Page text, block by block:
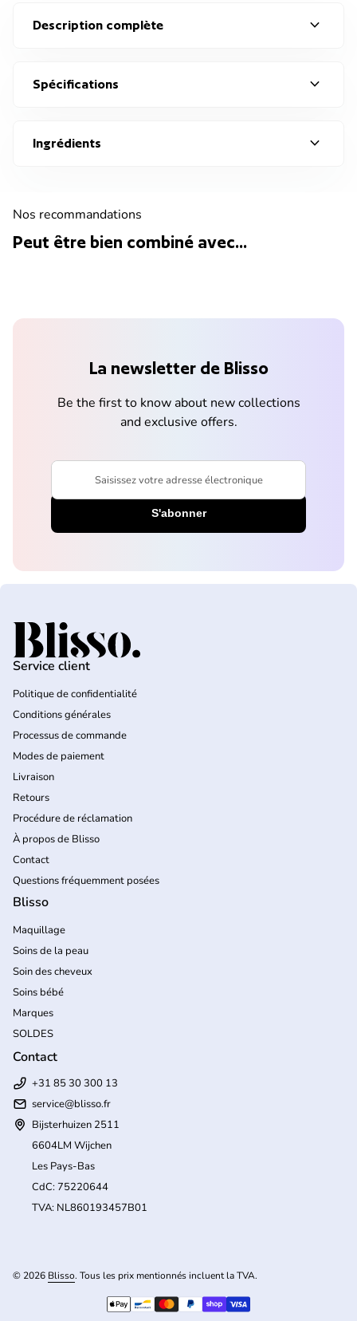
Description complète expand_more
Spécifications expand_more
Ingrédients expand_more
Nos recommandations
Peut être bien combiné avec...
La newsletter de Blisso
Be the first to know about new collections
and exclusive offers.
Saisissez votre adresse électronique
Accueil
Service client
Politique de confidentialité
Conditions générales
Processus de commande
Modes de paiement
Livraison
Retours
Procédure de réclamation
À propos de Blisso
Contact
Questions fréquemment posées
Blisso
Maquillage
Soins de la peau
Soin des cheveux
Soins bébé
Marques
SOLDES
Contact
+31 85 30 300 13
service@blisso.fr
Bijsterhuizen 2511
6604LM Wijchen
Les Pays-Bas
CdC: 75220644
TVA: NL860193457B01
© 2026 Blisso. Tous les prix mentionnés incluent la TVA.
Modes de paiement